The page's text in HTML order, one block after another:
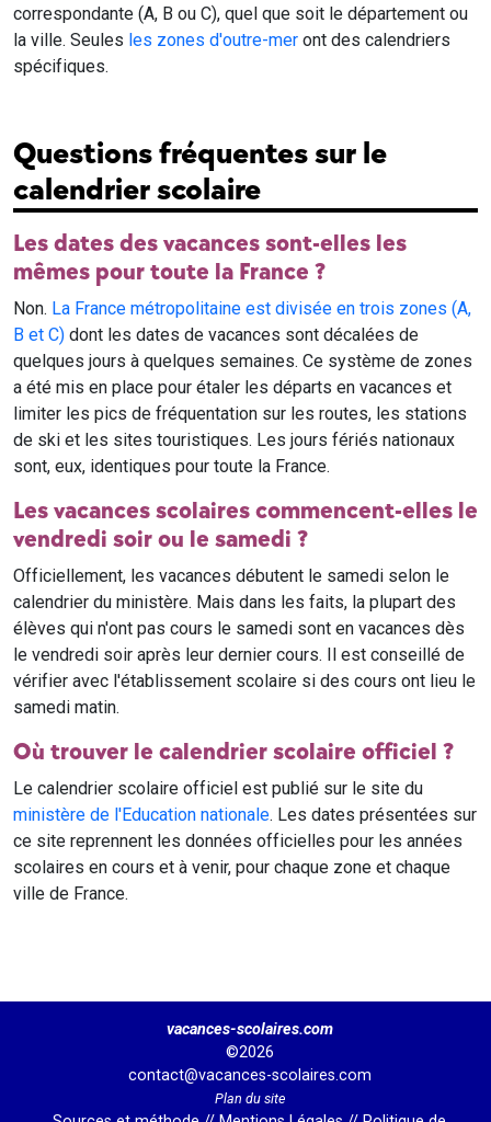
correspondante (A, B ou C), quel que soit le département ou
la ville. Seules les zones d'outre-mer ont des calendriers
spécifiques.
Questions fréquentes sur le
calendrier scolaire
Les dates des vacances sont-elles les
mêmes pour toute la France ?
Non. La France métropolitaine est divisée en trois zones (A,
B et C) dont les dates de vacances sont décalées de
quelques jours à quelques semaines. Ce système de zones
a été mis en place pour étaler les départs en vacances et
limiter les pics de fréquentation sur les routes, les stations
de ski et les sites touristiques. Les jours fériés nationaux
sont, eux, identiques pour toute la France.
Les vacances scolaires commencent-elles le
vendredi soir ou le samedi ?
Officiellement, les vacances débutent le samedi selon le
calendrier du ministère. Mais dans les faits, la plupart des
élèves qui n'ont pas cours le samedi sont en vacances dès
le vendredi soir après leur dernier cours. Il est conseillé de
vérifier avec l'établissement scolaire si des cours ont lieu le
samedi matin.
Où trouver le calendrier scolaire officiel ?
Le calendrier scolaire officiel est publié sur le site du
ministère de l'Education nationale. Les dates présentées sur
ce site reprennent les données officielles pour les années
scolaires en cours et à venir, pour chaque zone et chaque
ville de France.
vacances-scolaires.com
©2026
contact@vacances-scolaires.com
Plan du site